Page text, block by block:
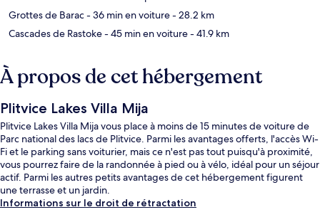
Grottes de Barac- 36 min en voiture- 28.2 km
Cascades de Rastoke- 45 min en voiture- 41.9 km
À propos de cet hébergement
Plitvice Lakes Villa Mija
Plitvice Lakes Villa Mija vous place à moins de 15 minutes de voiture de
Parc national des lacs de Plitvice. Parmi les avantages offerts, l'accès Wi-
Fi et le parking sans voiturier, mais ce n'est pas tout puisqu'à proximité,
vous pourrez faire de la randonnée à pied ou à vélo, idéal pour un séjour
actif. Parmi les autres petits avantages de cet hébergement figurent
une terrasse et un jardin.
Informations sur le droit de rétractation